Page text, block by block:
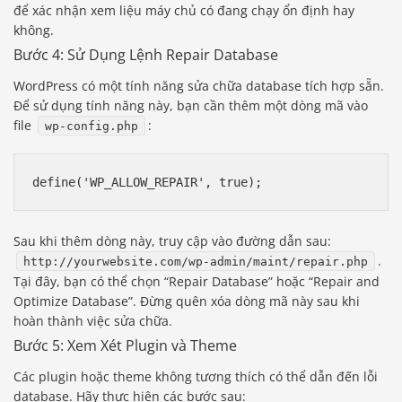
để xác nhận xem liệu máy chủ có đang chạy ổn định hay
không.
Bước 4: Sử Dụng Lệnh Repair Database
WordPress có một tính năng sửa chữa database tích hợp sẵn.
Để sử dụng tính năng này, bạn cần thêm một dòng mã vào
file
wp-config.php :
define('WP_ALLOW_REPAIR', true);
Sau khi thêm dòng này, truy cập vào đường dẫn sau:
http://yourwebsite.com/wp-admin/maint/repair.php
.
Tại đây, bạn có thể chọn “Repair Database” hoặc “Repair and
Optimize Database”. Đừng quên xóa dòng mã này sau khi
hoàn thành việc sửa chữa.
Bước 5: Xem Xét Plugin và Theme
Các plugin hoặc theme không tương thích có thể dẫn đến lỗi
database. Hãy thực hiện các bước sau: